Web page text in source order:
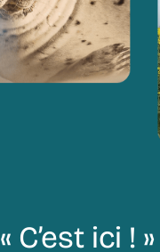
« C’est ici ! »